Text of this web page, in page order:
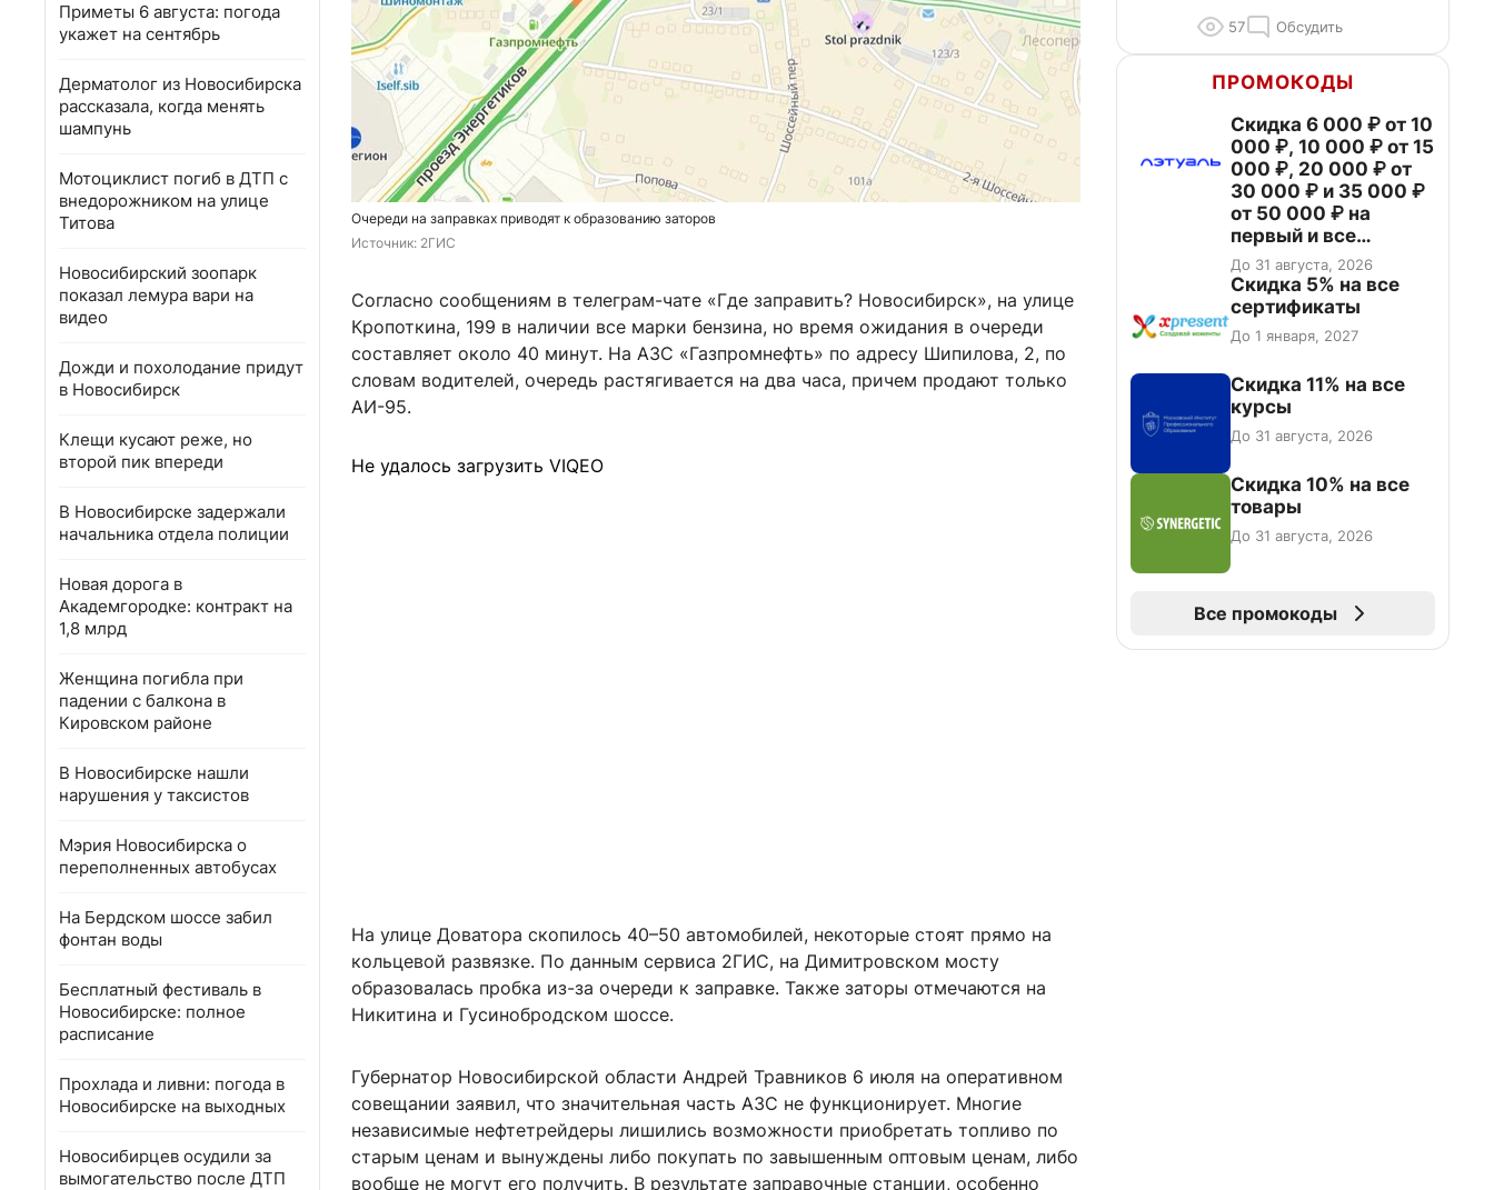
Приметы 6 августа: погода
укажет на сентябрь
Дерматолог из Новосибирска
рассказала, когда менять
шампунь
Мотоциклист погиб в ДТП с
внедорожником на улице
Титова
Новосибирский зоопарк
показал лемура вари на
видео
Дожди и похолодание придут
в Новосибирск
Клещи кусают реже, но
второй пик впереди
В Новосибирске задержали
начальника отдела полиции
Новая дорога в
Академгородке: контракт на
1,8 млрд
Женщина погибла при
падении с балкона в
Кировском районе
В Новосибирске нашли
нарушения у таксистов
Мэрия Новосибирска о
переполненных автобусах
На Бердском шоссе забил
фонтан воды
Бесплатный фестиваль в
Новосибирске: полное
расписание
Прохлада и ливни: погода в
Новосибирске на выходных
Новосибирцев осудили за
вымогательство после ДТП
Очереди на заправках приводят к образованию заторов
Источник: 2ГИС
Согласно сообщениям в телеграм-чате «Где заправить? Новосибирск», на улице
Кропоткина, 199 в наличии все марки бензина, но время ожидания в очереди
составляет около 40 минут. На АЗС «Газпромнефть» по адресу Шипилова, 2, по
словам водителей, очередь растягивается на два часа, причем продают только
АИ-95.
Не удалось загрузить VIQEO
На улице Доватора скопилось 40–50 автомобилей, некоторые стоят прямо на
кольцевой развязке. По данным сервиса 2ГИС, на Димитровском мосту
образовалась пробка из-за очереди к заправке. Также заторы отмечаются на
Никитина и Гусинобродском шоссе.
Губернатор Новосибирской области Андрей Травников 6 июля на оперативном
совещании заявил, что значительная часть АЗС не функционирует. Многие
независимые нефтетрейдеры лишились возможности приобретать топливо по
старым ценам и вынуждены либо покупать по завышенным оптовым ценам, либо
вообще не могут его получить. В результате заправочные станции, особенно
57 Обсудить
ПРОМОКОДЫ
Скидка 6 000 ₽ от 10
000 ₽, 10 000 ₽ от 15
000 ₽, 20 000 ₽ от
30 000 ₽ и 35 000 ₽
от 50 000 ₽ на
первый и все
повторные заказы по
промокоду НАБЕРИ
До 31 августа, 2026
Скидка 5% на все
сертификаты
До 1 января, 2027
Скидка 11% на все
курсы
До 31 августа, 2026
Скидка 10% на все
товары
До 31 августа, 2026
Все промокоды